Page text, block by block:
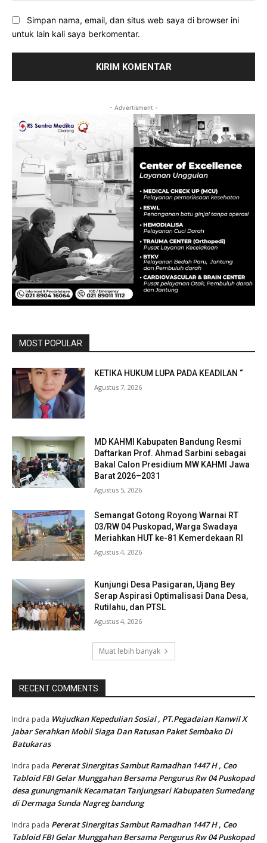
Simpan nama, email, dan situs web saya di browser ini
untuk lain kali saya berkomentar.
- Advertisment -
MOST POPULAR
KETIKA HUKUM LUPA PADA KEADILAN “
Agustus 7, 2026
MD KAHMI Kabupaten Bandung Resmi
Daftarkan Prof. Ahmad Sarbini sebagai
Bakal Calon Presidium MW KAHMI Jawa
Barat 2026–2031
Agustus 5, 2026
Semangat Gotong Royong Warnai RT
03/RW 04 Puskopad, Warga Swadaya
Meriahkan HUT ke-81 Kemerdekaan RI
Agustus 4, 2026
Kunjungi Desa Pasigaran, Ujang Bey
Serap Aspirasi Optimalisasi Dana Desa,
Rutilahu, dan PTSL
Agustus 4, 2026
Muat lebih banyak
RECENT COMMENTS
Indra pada Wujudkan Kepedulian Sosial , PT.Pegadaian Kanwil X
Jabar Serahkan Mobil Siaga Dan Ratusan Paket Sembako Di
Batukaras
Indra pada Pererat Sinergitas Sambut Ramadhan 1447 H , Ceo
Tabloid FBI Gelar Munggahan Bersama Pengurus Rw 04 Puskopad
desa gunungmanik Kecamatan Tanjungsari Kabupaten Sumedang
di Dermaga Sunda Nagreg bandung
Indra pada Pererat Sinergitas Sambut Ramadhan 1447 H , Ceo
Tabloid FBI Gelar Munggahan Bersama Pengurus Rw 04 Puskopad